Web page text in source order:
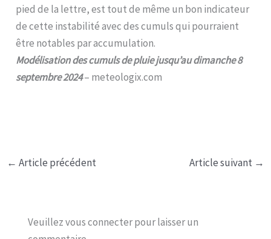
pied de la lettre, est tout de même un bon indicateur
de cette instabilité avec des cumuls qui pourraient
être notables par accumulation.
Modélisation des cumuls de pluie jusqu’au dimanche 8
septembre 2024– meteologix.com
← Article précédent Article suivant →
Veuillez vous connecter pour laisser un